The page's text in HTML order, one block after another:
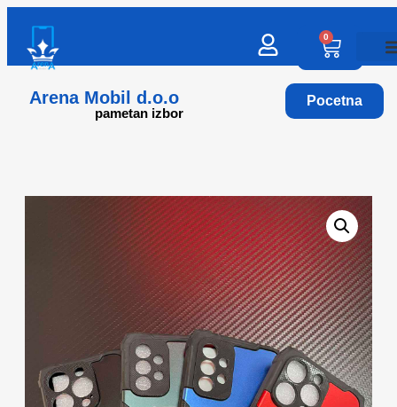
Arena Mobil d.o.o
pametan izbor
0
Pocetna